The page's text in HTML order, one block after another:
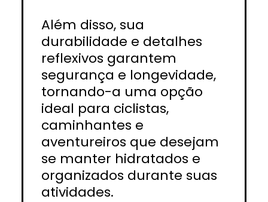
Além disso, sua
durabilidade e detalhes
reflexivos garantem
segurança e longevidade,
tornando-a uma opção
ideal para ciclistas,
caminhantes e
aventureiros que desejam
se manter hidratados e
organizados durante suas
atividades.